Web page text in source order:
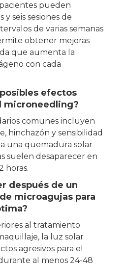
pueden
seis sesiones de
de varias semanas
obtener mejoras
que aumenta la
con cada
efectos
microneedling?
comunes incluyen
hinchazón y sensibilidad
una quemadura solar
suelen desaparecer en
horas.
después de un
microagujas para
al tratamiento
la luz solar
agresivos para el
al menos 24-48